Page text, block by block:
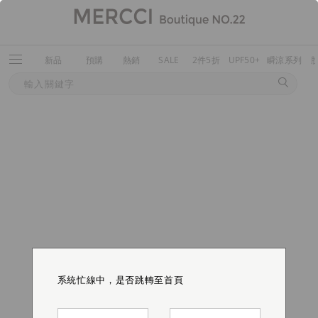
新品 預購 熱銷 SALE 2件5折 UPF50+ 瞬涼系列
系統忙線中，是否跳轉至首頁
系統忙線中，是否跳轉至首頁
系統忙線中，是否跳轉至首頁
系統忙線中，是否跳轉至首頁
系統忙線中，是否跳轉至首頁